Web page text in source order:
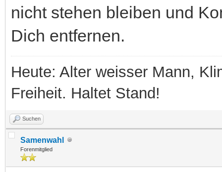
nicht stehen bleiben und
Dich entfernen.
Heute: Alter weisser Mann,
Freiheit. Haltet Stand!
Suchen
Samenwahl
Forenmitglied